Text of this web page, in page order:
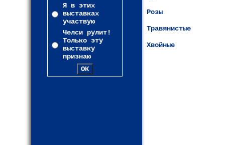
Я в этих
выставках
участвую
Челси рулит!
Только эту
выставку
признаю
Розы
Травянистые
Хвойные